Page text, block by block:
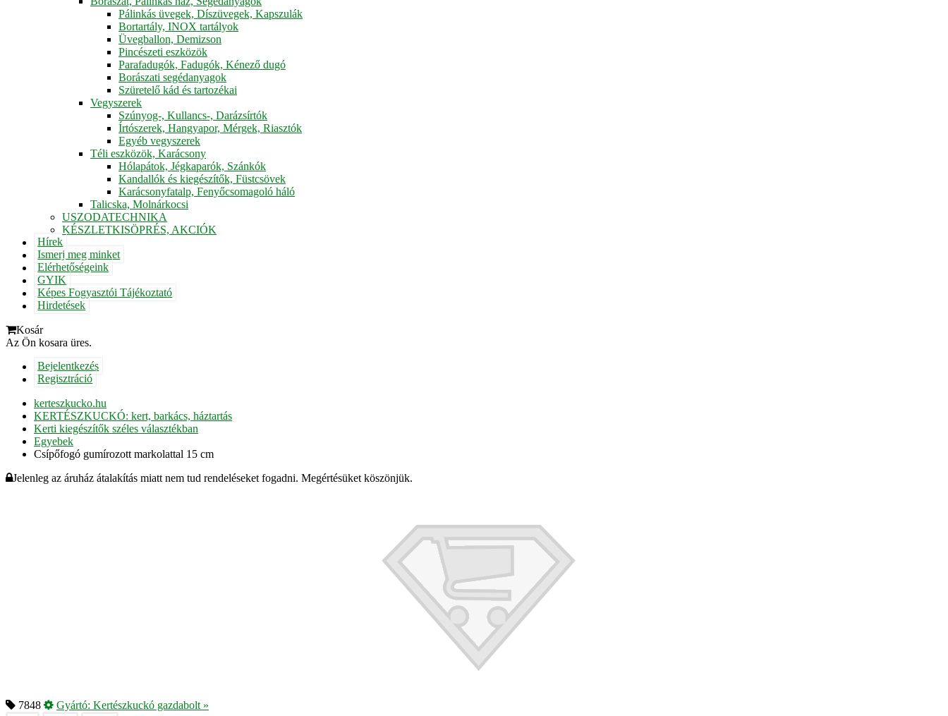
Pálinkás üvegek, Díszüvegek, Kapszulák
Bortartály, INOX tartályok
Üvegballon, Demizson
Pincészeti eszközök
Parafadugók, Fadugók, Kénező dugó
Borászati segédanyagok
Szüretelő kád és tartozékai
Vegyszerek
Szúnyog-, Kullancs-, Darázsírtók
Írtószerek, Hangyapor, Mérgek, Riasztók
Egyéb vegyszerek
Téli eszközök, Karácsony
Hólapátok, Jégkaparók, Szánkók
Kandallók és kiegészítők, Füstcsövek
Karácsonyfatalp, Fenyőcsomagoló háló
Talicska, Molnárkocsi
USZODATECHNIKA
KÉSZLETKISÖPRÉS, AKCIÓK
Hírek
Ismerj meg minket
Elérhetőségeink
GYIK
Képes Fogyasztói Tájékoztató
Hirdetések
Kosár
Az Ön kosara üres.
Bejelentkezés
Regisztráció
kerteszkucko.hu
KERTÉSZKUCKÓ: kert, barkács, háztartás
Kerti kiegészítők széles választékban
Egyebek
Csípőfogó gumírozott markolattal 15 cm
Jelenleg az áruház átalakítás miatt nem tud rendeléseket fogadni. Megértésüket köszönjük.
7848 Gyártó: Kertészkuckó gazdabolt »